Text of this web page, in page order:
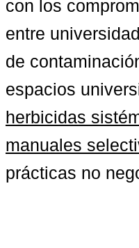
con los
entre
de
espacios
herbicidas
manuales
prácticas no